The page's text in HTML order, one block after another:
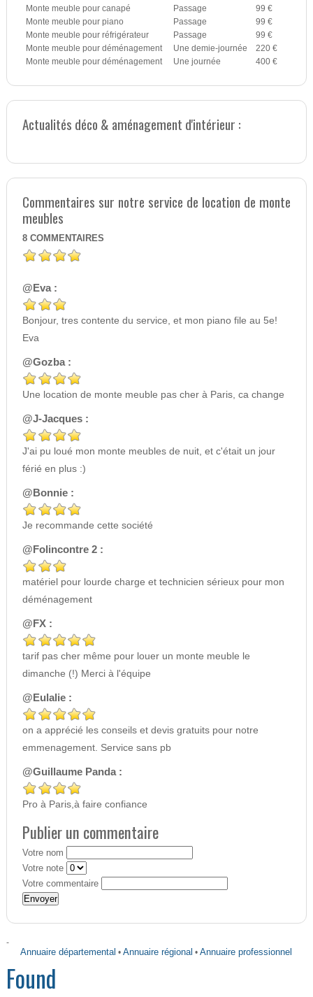
Monte meuble pour canapé
Passage
99 €
Monte meuble pour piano
Passage
99 €
Monte meuble pour réfrigérateur
Passage
99 €
Monte meuble pour déménagement
Une demie-journée
220 €
Monte meuble pour déménagement
Une journée 400 €
Actualités déco & aménagement d'intérieur :
Commentaires sur notre service de location de monte
meubles
8 COMMENTAIRES
@Eva :
Bonjour, tres contente du service, et mon piano file au 5e!
Eva
@Gozba :
Une location de monte meuble pas cher à Paris, ca change
@J-Jacques :
J'ai pu loué mon monte meubles de nuit, et c'était un jour
férié en plus :)
@Bonnie :
Je recommande cette société
@Folincontre 2 :
matériel pour lourde charge et technicien sérieux pour mon
déménagement
@FX :
tarif pas cher même pour louer un monte meuble le
dimanche (!) Merci à l'équipe
@Eulalie :
on a apprécié les conseils et devis gratuits pour notre
emmenagement. Service sans pb
@Guillaume Panda :
Pro à Paris,à faire confiance
Publier un commentaire
Votre nom
Votre note
Votre commentaire
-
Annuaire départemental •Annuaire régional •Annuaire professionnel
Found